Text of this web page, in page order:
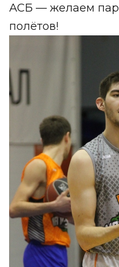
АСБ — желаем
полётов!